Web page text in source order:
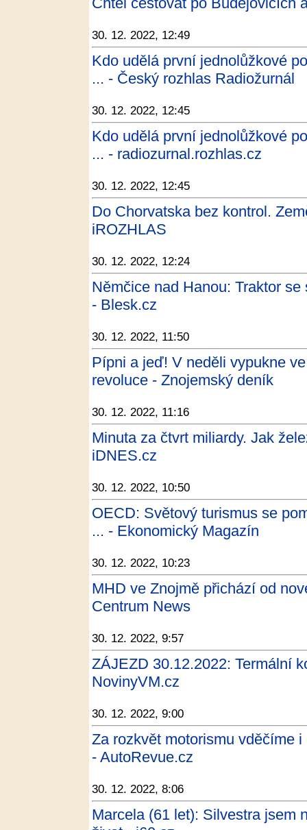
30. 12. 2022, 12:49
Kdo udělá první jednolůžkové
... - Český rozhlas Radiožurnál
30. 12. 2022, 12:45
Kdo udělá první jednolůžkové
... - radiozurnal.rozhlas.cz
30. 12. 2022, 12:45
Do Chorvatska bez kontrol.
iROZHLAS
30. 12. 2022, 12:24
Němčice nad Hanou: Traktor
- Blesk.cz
30. 12. 2022, 11:50
Pípni a jeď! V neděli vypukne
revoluce - Znojemský deník
30. 12. 2022, 11:16
Minuta za čtvrt miliardy. Jak
iDNES.cz
30. 12. 2022, 10:50
OECD: Světový turismus se
... - Ekonomický Magazín
30. 12. 2022, 10:23
MHD ve Znojmě přichází od
Centrum News
30. 12. 2022, 9:57
ZÁJEZD 30.12.2022: Termální
NovinyVM.cz
30. 12. 2022, 9:00
Za rozkvět motorismu vděčíme
- AutoRevue.cz
30. 12. 2022, 8:06
Marcela (61 let): Silvestra jsem